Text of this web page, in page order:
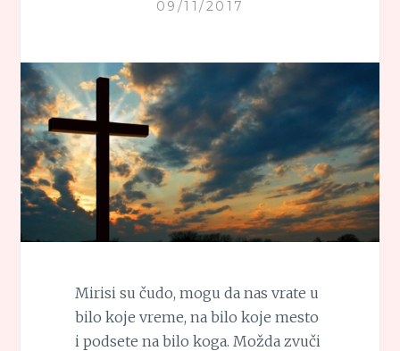
09/11/2017
Mirisi su čudo, mogu da nas vrate u
bilo koje vreme, na bilo koje mesto
i podsete na bilo koga. Možda zvuči